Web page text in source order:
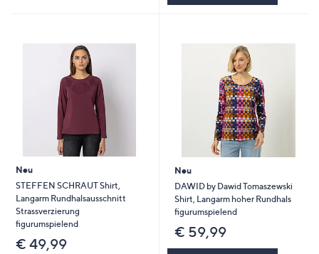
Neu
STEFFEN SCHRAUT Shirt,
Langarm Rundhalsausschnitt
Strassverzierung
figurumspielend
€ 49,99
Neu
DAWID by Dawid Tomaszewski
Shirt, Langarm hoher Rundhals
figurumspielend
€ 59,99